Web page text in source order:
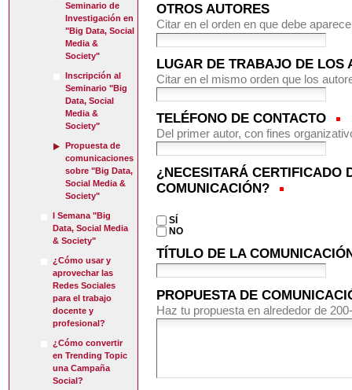
Seminario de
Investigación en
"Big Data, Social
Media &
Society"
Inscripción al
Seminario "Big
Data, Social
Media &
Society"
Propuesta de
comunicaciones
sobre "Big Data,
Social Media &
Society"
I Semana "Big
Data, Social Media
& Society"
¿Cómo usar y
aprovechar las
Redes Sociales
para el trabajo
docente y
profesional?
¿Cómo convertir
en Trending Topic
una Campaña
Social?
OTROS AUTORES
Citar en el orden en que debe
LUGAR DE TRABAJO DE LOS
Citar en el mismo orden que los
TELÉFONO DE CONTACTO
Del primer autor, con fines
¿NECESITARÁ CERTIFICADO
COMUNICACIÓN?
SÍ
NO
TÍTULO DE LA
PROPUESTA DE
Haz tu propuesta en alrededor de